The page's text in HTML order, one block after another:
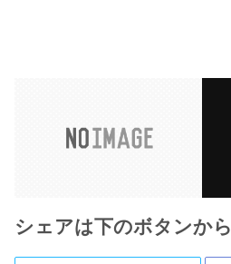
シェアは下のボタンから